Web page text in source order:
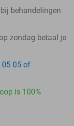
behandelingen
zondag betaal je
05 05 of
is 100%